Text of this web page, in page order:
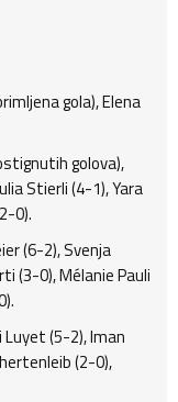
gola), Elena
golova),
Stierli (4-1), Yara
0).
(6-2), Svenja
(3-0), Mélanie Pauli
(5-2), Iman
(2-0),